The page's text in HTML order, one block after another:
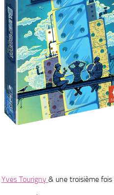
Yves Tourigny & une troisième fois